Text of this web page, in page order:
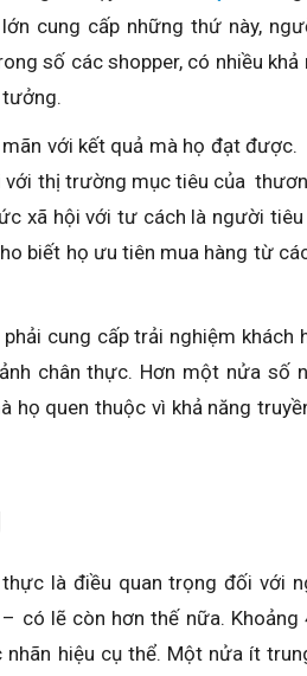
cung cấp những thứ này,
số các shopper, có nhiều khả
với kết quả mà họ đạt
thị trường mục tiêu của
xã hội với tư cách là người
biết họ ưu tiên mua hàng từ
cung cấp trải nghiệm khách
chân thực. Hơn một nửa số
họ quen thuộc vì khả năng
là điều quan trọng đối với
có lẽ còn hơn thế nữa. Khoảng
hiệu cụ thể. Một nửa ít